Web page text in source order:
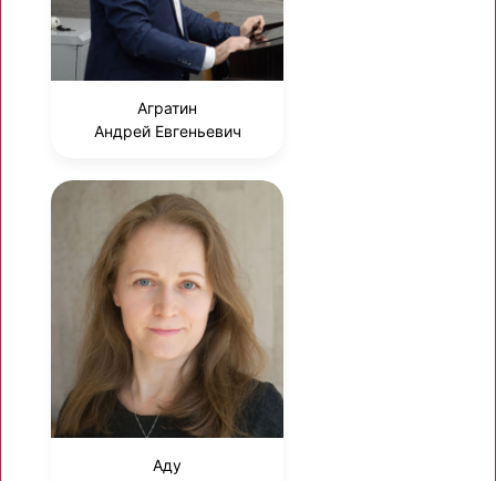
Агратин
Андрей Евгеньевич
Аду